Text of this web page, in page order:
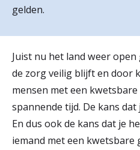
gelden.
Juist nu het land weer
de zorg veilig blijft en door
mensen met een
spannende tijd. De kans
En dus ook de kans dat je
iemand met een kwetsbare